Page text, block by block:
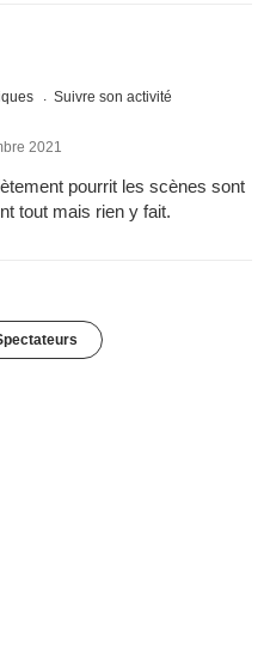
Suivre son activité
2021
pourrit les scènes sont
tout mais rien y fait.